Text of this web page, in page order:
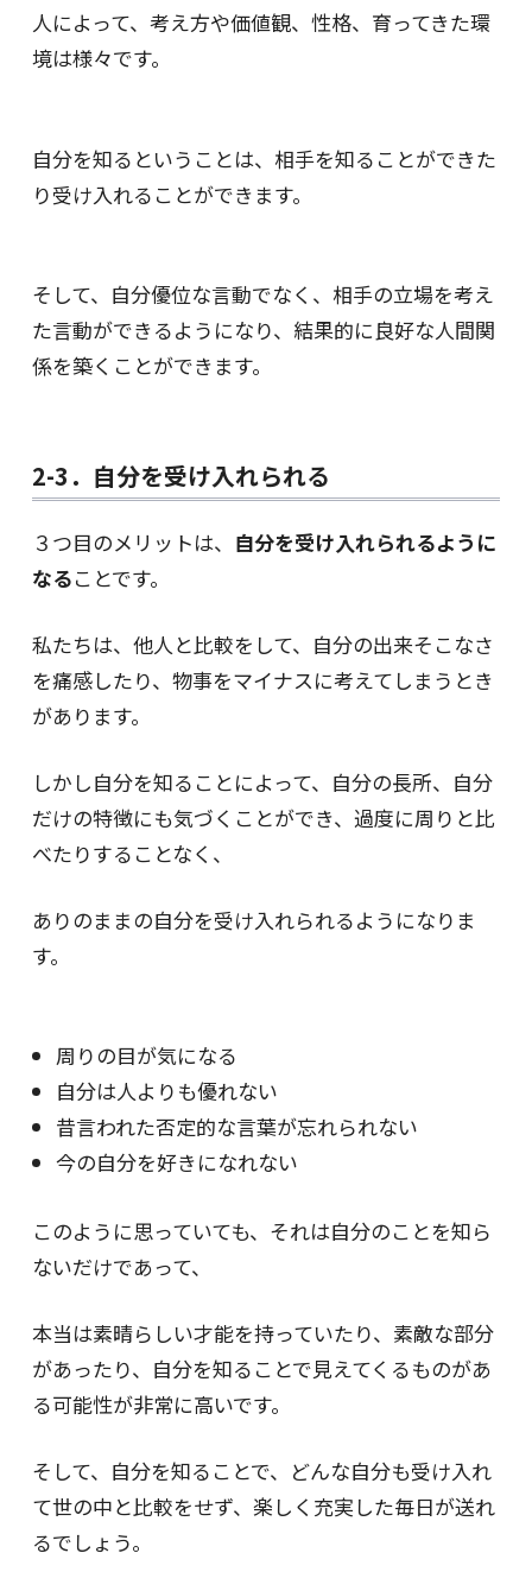
人によって、考え方や価値観、性格、育ってきた環
境は様々です。
自分を知るということは、相手を知ることができた
り受け入れることができます。
そして、自分優位な言動でなく、相手の立場を考え
た言動ができるようになり、結果的に良好な人間関
係を築くことができます。
2-3．自分を受け入れられる
３つ目のメリットは、 自分を受け入れられるように
なることです。
私たちは、他人と比較をして、自分の出来そこなさ
を痛感したり、物事をマイナスに考えてしまうとき
があります。
しかし自分を知ることによって、自分の長所、自分
だけの特徴にも気づくことができ、過度に周りと比
べたりすることなく、
ありのままの自分を受け入れられるようになりま
す。
周りの目が気になる
自分は人よりも優れない
昔言われた否定的な言葉が忘れられない
今の自分を好きになれない
このように思っていても、それは自分のことを知ら
ないだけであって、
本当は素晴らしい才能を持っていたり、素敵な部分
があったり、自分を知ることで見えてくるものがあ
る可能性が非常に高いです。
そして、自分を知ることで、どんな自分も受け入れ
て世の中と比較をせず、楽しく充実した毎日が送れ
るでしょう。